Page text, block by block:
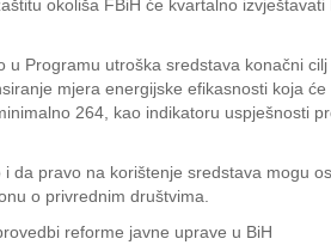
okoliša FBiH će kvartalno
u Programu utroška sredstava konačni
mjera energijske efikasnosti koja
264, kao indikatoru uspješnosti
da pravo na korištenje sredstava mogu
o privrednim društvima.
reforme javne uprave u BiH